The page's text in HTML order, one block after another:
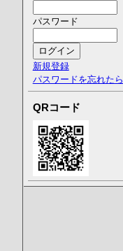
パスワード
新規登録
パスワードを忘れたら
QRコード